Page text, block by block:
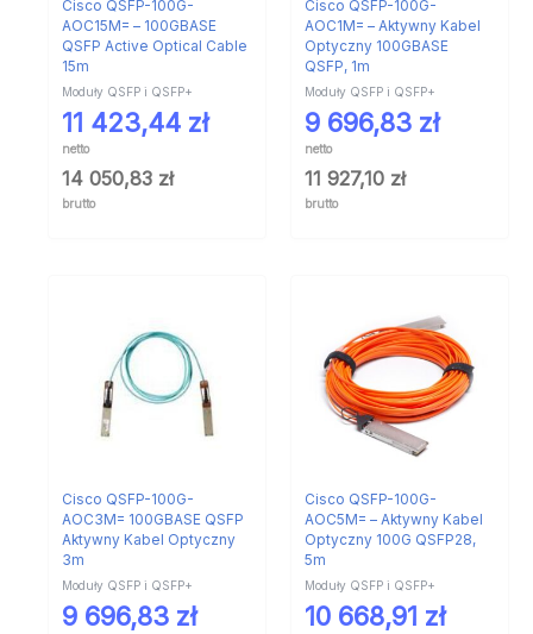
Cisco QSFP-100G-
AOC15M= – 100GBASE
QSFP Active Optical Cable
15m
Moduły QSFP i QSFP+
11 423,44 zł
netto
14 050,83 zł
brutto
Cisco QSFP-100G-
AOC1M= – Aktywny Kabel
Optyczny 100GBASE
QSFP, 1m
Moduły QSFP i QSFP+
9 696,83 zł
netto
11 927,10 zł
brutto
Cisco QSFP-100G-
AOC3M= 100GBASE QSFP
Aktywny Kabel Optyczny
3m
Moduły QSFP i QSFP+
9 696,83 zł
Cisco QSFP-100G-
AOC5M= – Aktywny Kabel
Optyczny 100G QSFP28,
5m
Moduły QSFP i QSFP+
10 668,91 zł